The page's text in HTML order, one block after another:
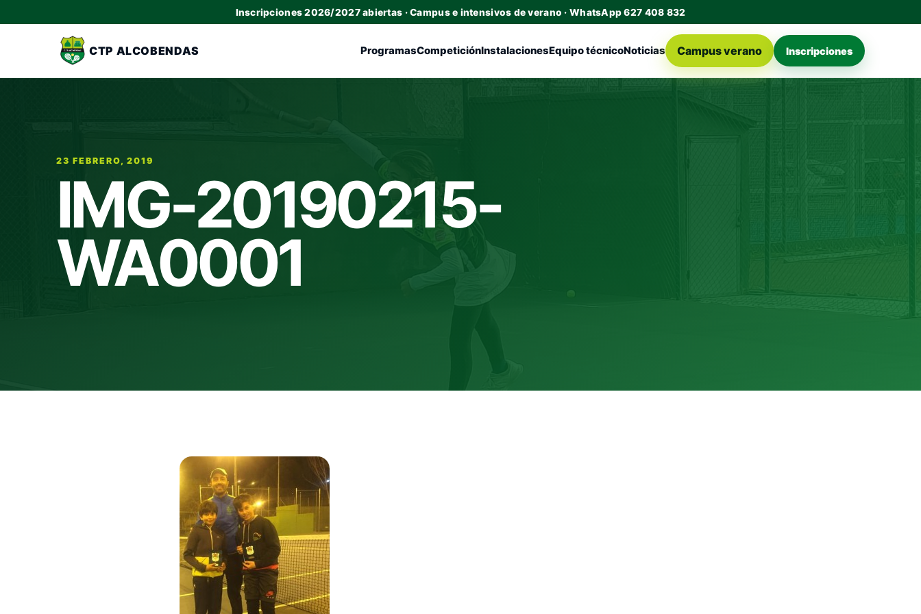
Inscripciones 2026/2027 abiertas · Campus e intensivos de verano · WhatsApp 627 408 832
CTP ALCOBENDAS ProgramasCompeticiónInstalacionesEquipo técnicoNoticias Campus verano Inscripciones
23 FEBRERO, 2019
IMG-20190215-
WA0001